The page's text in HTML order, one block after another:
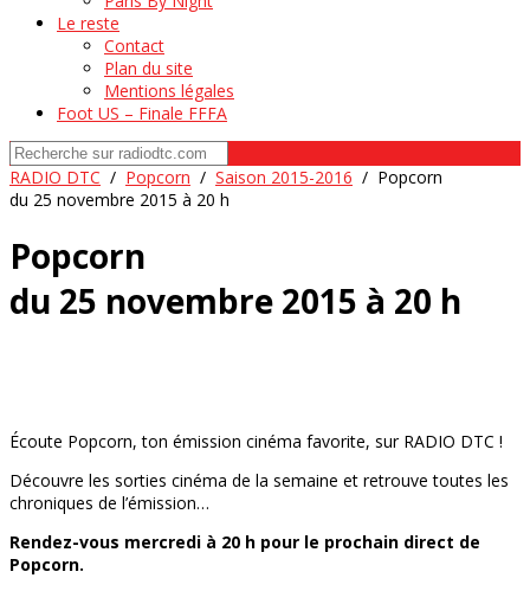
Le reste
Contact
Plan du site
Mentions légales
Foot US – Finale FFFA
RADIO DTC / Popcorn / Saison 2015-2016 / Popcorn
du 25 novembre 2015 à 20 h
Popcorn
du 25 novembre 2015 à 20 h
Écoute Popcorn, ton émission cinéma favorite, sur RADIO DTC !
Découvre les sorties cinéma de la semaine et retrouve toutes les
chroniques de l’émission…
Rendez-vous mercredi à 20 h pour le prochain direct de
Popcorn.